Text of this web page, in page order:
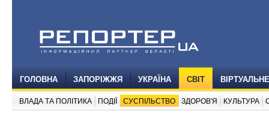
ГОЛОВНА ЗАПОРІЖЖЯ УКРАЇНА СВІТ
ВЛАДА ТА ПОЛІТИКА ПОДІЇ СУСПІЛЬСТВО ЗДОРОВ'Я КУЛЬТУРА